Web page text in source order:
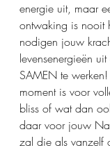
energie uit, maar
ontwaking is nooit
nodigen jouw
levensenergieën
SAMEN te
moment is voor
bliss of wat dan
daar voor jouw
zal die als vanzelf